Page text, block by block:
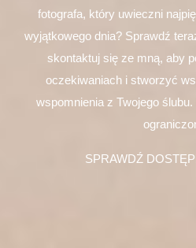
fotografa, który uwieczni
wyjątkowego dnia? Sprawdź
skontaktuj się ze mną, aby
oczekiwaniach i stworzyć
wspomnienia z Twojego
SPRAWDŹ